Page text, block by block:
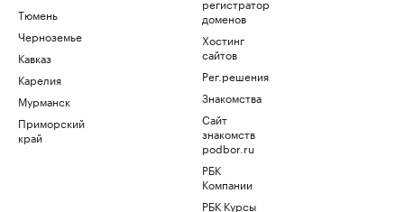
Тюмень
Черноземье
Кавказ
Карелия
Мурманск
Приморский
край
доменов
Хостинг
сайтов
Рег.решения
Знакомства
Сайт
знакомств
podbor.ru
РБК
Компании
РБК Курсы